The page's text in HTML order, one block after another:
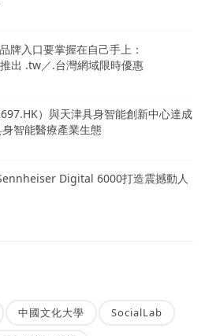
牌入口要掌握在自己手上：
出 .tw／.台灣網域限時優惠
）與天津具身智能創新中心達成
智能醫療產業生態
Digital 6000打造震撼動人
中國文化大學 SocialLab